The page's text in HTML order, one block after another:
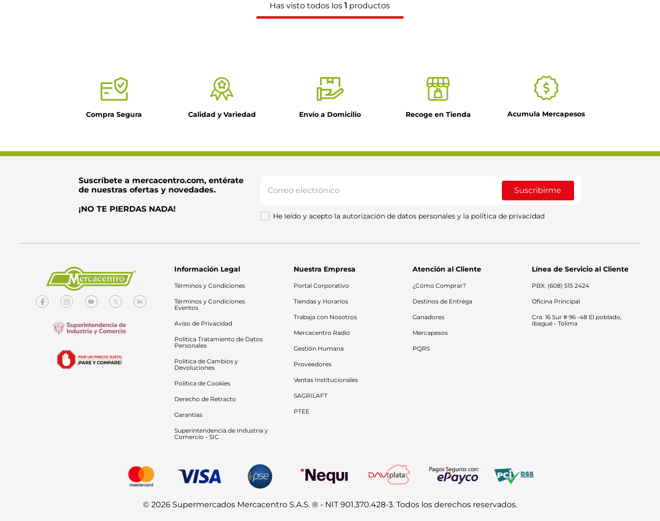
Has visto todos los1 productos
Compra Segura Calidad y Variedad Envío a Domicilio Recoge en Tienda Acumula Mercapesos
Suscríbete a mercacentro.com, entérate
de nuestras ofertas y novedades.
¡NO TE PIERDAS NADA!
Suscribirme
He leído y acepto la autorización de datos personales y la política de privacidad
Información Legal
Términos y Condiciones
Términos y Condiciones
Eventos
Aviso de Privacidad
Política Tratamiento de Datos
Personales
Política de Cambios y
Devoluciones
Política de Cookies
Derecho de Retracto
Garantías
Superintendencia de Industria y
Comercio - SIC
Nuestra Empresa
Portal Corporativo
Tiendas y Horarios
Trabaja con Nosotros
Mercacentro Radio
Gestión Humana
Proveedores
Ventas Institucionales
SAGRILAFT
PTEE
Atención al Cliente
¿Cómo Comprar?
Destinos de Entrega
Ganadores
Mercapesos
PQRS
Línea de Servicio al Cliente
PBX: (608) 515 2424
Oficina Principal
Cra. 16 Sur # 96 -48 El poblado,
Ibagué - Tolima
© 2026 Supermercados Mercacentro S.A.S. ® - NIT 901.370.428-3. Todos los derechos reservados.